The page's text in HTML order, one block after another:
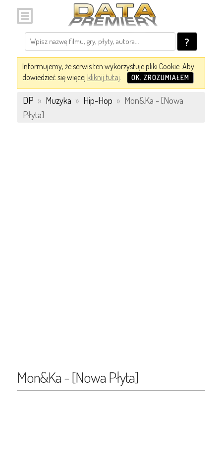
?
Informujemy, że serwis ten wykorzystuje pliki Cookie. Aby
dowiedzieć się więcej kliknij tutaj. OK, ZROZUMIAŁEM
DP » Muzyka » Hip-Hop » Mon&Ka - [Nowa
Płyta]
Mon&Ka - [Nowa Płyta]